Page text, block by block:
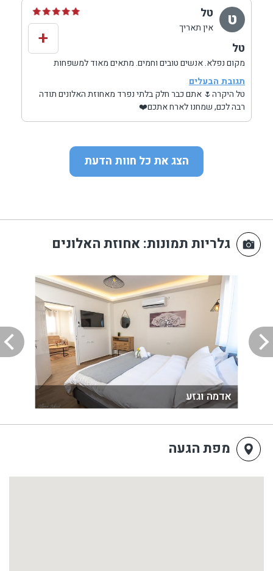
ט טל
אין תאריך
טל
מקום נפלא. אנשים טובים וחמים. מתאים מאוד למשפחות
שלכל זוג או משפחה עם ילדים קטנים היתה פרטיות. מצד שני
הרבה חללים לישיבה ובילוי משותף והאוכל הדרוזי הביתי-
חוויה ממש♡
תגובת הבעלים
טל היקרה🌷 אתם כבר חלק בלתי נפרד מאחוזת האלונים תודה
רבה לכם, שמחנו לארח אתכם❤️
+
הצג את כל חוות הדעת
גלריות תמונות: אחוזת האלונים
אדמה וגזע
מפת הגעה